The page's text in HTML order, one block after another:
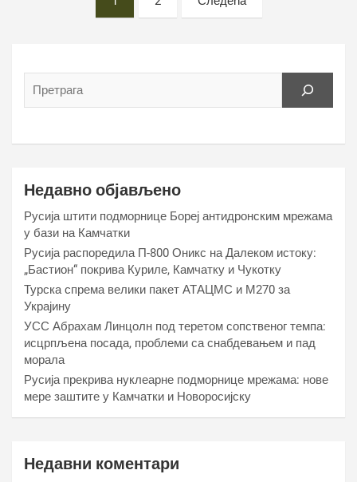
пагинатион
Недавно објављено
Русија штити подморнице Бореј антидронским мрежама
у бази на Камчатки
Русија распоредила П-800 Оникс на Далеком истоку:
„Бастион“ покрива Куриле, Камчатку и Чукотку
Турска спрема велики пакет АТАЦМС и М270 за
Украјину
УСС Абрахам Линцолн под теретом сопственог темпа:
исцрпљена посада, проблеми са снабдевањем и пад
морала
Русија прекрива нуклеарне подморнице мрежама: нове
мере заштите у Камчатки и Новоросијску
Недавни коментари